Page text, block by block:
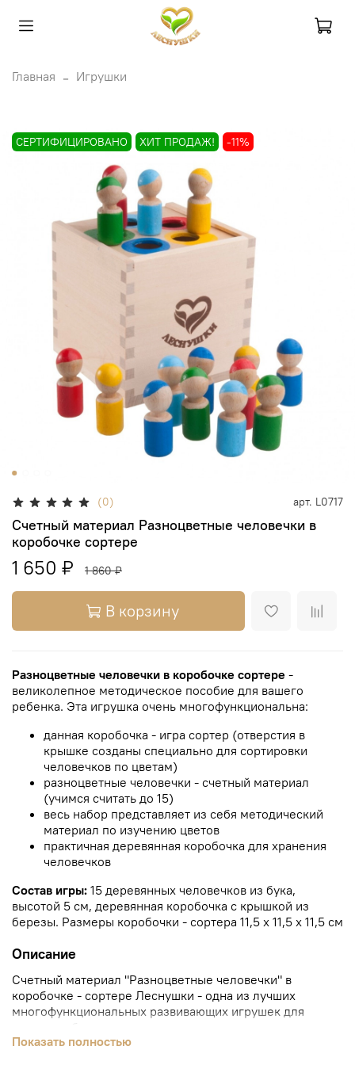
Главная Игрушки
СЕРТИФИЦИРОВАНО ХИТ ПРОДАЖ! -11%
(0) арт. L0717
Счетный материал Разноцветные человечки в
коробочке сортере
1 650 ₽ 1 860 ₽
В корзину
Разноцветные человечки в коробочке сортере -
великолепное методическое пособие для вашего
ребенка. Эта игрушка очень многофункциональна:
данная коробочка - игра сортер (отверстия в
крышке созданы специально для сортировки
человечков по цветам)
разноцветные человечки - счетный материал
(учимся считать до 15)
весь набор представляет из себя методический
материал по изучению цветов
практичная деревянная коробочка для хранения
человечков
Состав игры: 15 деревянных человечков из бука,
высотой 5 см, деревянная коробочка с крышкой из
березы. Размеры коробочки - сортера 11,5 х 11,5 х 11,5 см
Описание
Счетный материал "Разноцветные человечки" в
коробочке - сортере Леснушки - одна из лучших
многофункциональных развивающих игрушек для
Показать полностью